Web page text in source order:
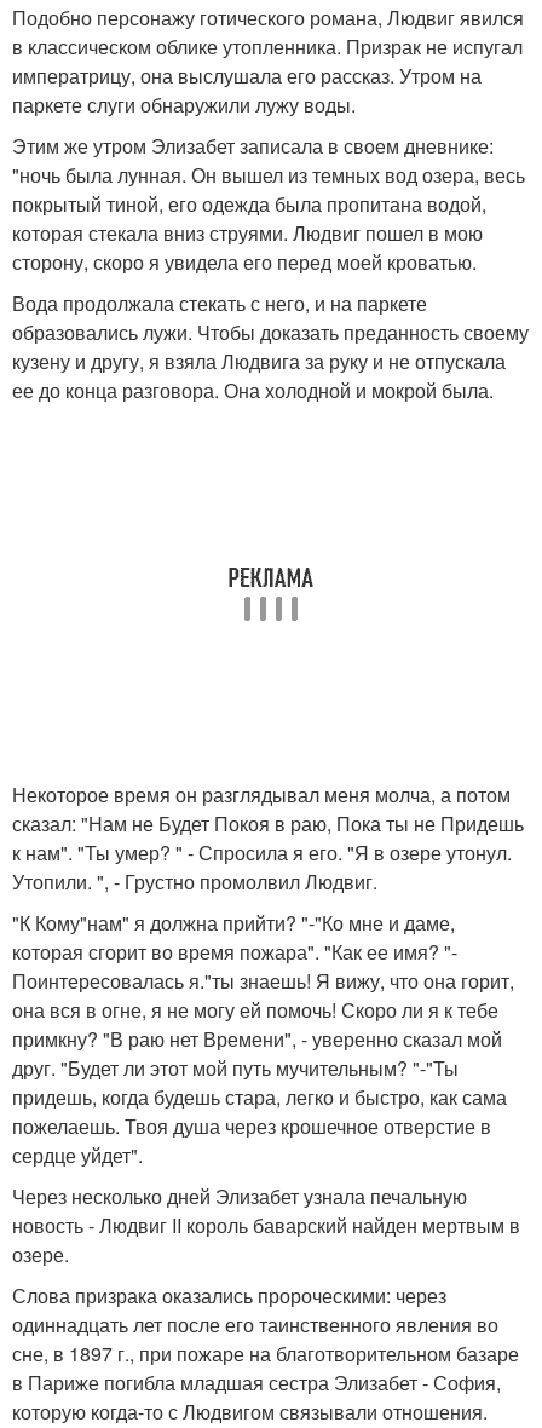
Подобно персонажу готического романа, Людвиг явился
в классическом облике утопленника. Призрак не испугал
императрицу, она выслушала его рассказ. Утром на
паркете слуги обнаружили лужу воды.
Этим же утром Элизабет записала в своем дневнике:
"ночь была лунная. Он вышел из темных вод озера, весь
покрытый тиной, его одежда была пропитана водой,
которая стекала вниз струями. Людвиг пошел в мою
сторону, скоро я увидела его перед моей кроватью.
Вода продолжала стекать с него, и на паркете
образовались лужи. Чтобы доказать преданность своему
кузену и другу, я взяла Людвига за руку и не отпускала
ее до конца разговора. Она холодной и мокрой была.
Некоторое время он разглядывал меня молча, а потом
сказал: "Нам не Будет Покоя в раю, Пока ты не Придешь
к нам". "Ты умер? " - Спросила я его. "Я в озере утонул.
Утопили. ", - Грустно промолвил Людвиг.
"К Кому"нам" я должна прийти? "-"Ко мне и даме,
которая сгорит во время пожара". "Как ее имя? "-
Поинтересовалась я."ты знаешь! Я вижу, что она горит,
она вся в огне, я не могу ей помочь! Скоро ли я к тебе
примкну? "В раю нет Времени", - уверенно сказал мой
друг. "Будет ли этот мой путь мучительным? "-"Ты
придешь, когда будешь стара, легко и быстро, как сама
пожелаешь. Твоя душа через крошечное отверстие в
сердце уйдет".
Через несколько дней Элизабет узнала печальную
новость - Людвиг II король баварский найден мертвым в
озере.
Слова призрака оказались пророческими: через
одиннадцать лет после его таинственного явления во
сне, в 1897 г., при пожаре на благотворительном базаре
в Париже погибла младшая сестра Элизабет - София,
которую когда-то с Людвигом связывали отношения.